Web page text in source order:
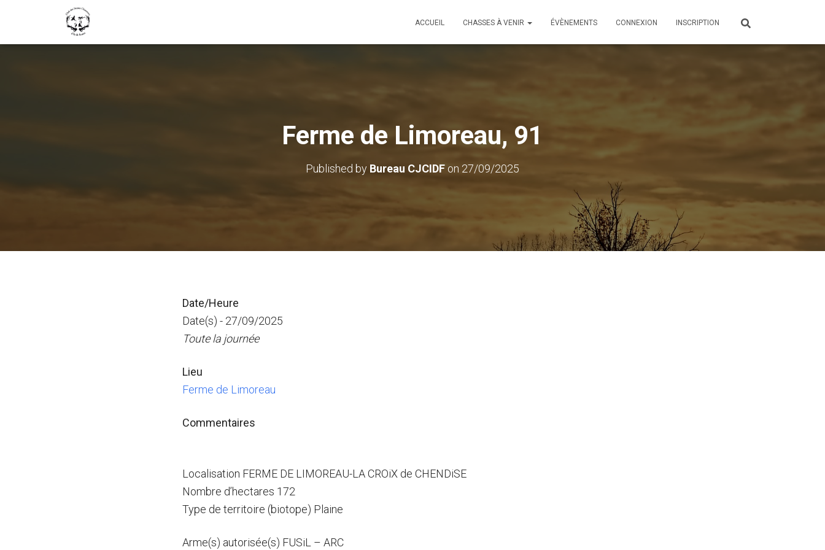
ACCUEIL CHASSES À VENIR ÉVÈNEMENTS CONNEXION INSCRIPTION
Ferme de Limoreau, 91
Published by Bureau CJCIDF on 27/09/2025
Date/Heure
Date(s) - 27/09/2025
Toute la journée
Lieu
Ferme de Limoreau
Commentaires
Localisation FERME DE LIMOREAU-LA CROiX de CHENDiSE
Nombre d’hectares 172
Type de territoire (biotope) Plaine
Arme(s) autorisée(s) FUSiL – ARC